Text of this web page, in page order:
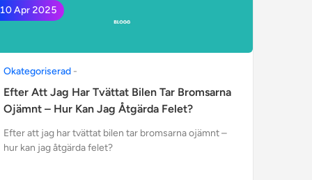
10 Apr 2025
Okategoriserad -
Efter Att Jag Har Tvättat Bilen Tar Bromsarna
Ojämnt – Hur Kan Jag Åtgärda Felet?
Efter att jag har tvättat bilen tar bromsarna ojämnt –
hur kan jag åtgärda felet?